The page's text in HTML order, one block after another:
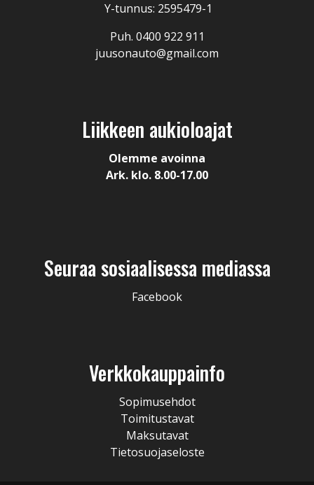
Y-tunnus: 2595479-1
Puh. 0400 922 911
juusonauto@gmail.com
Liikkeen aukioloajat
Olemme avoinna
Ark. klo. 8.00-17.00
Seuraa sosiaalisessa mediassa
Facebook
Verkkokauppainfo
Sopimusehdot
Toimitustavat
Maksutavat
Tietosuojaseloste